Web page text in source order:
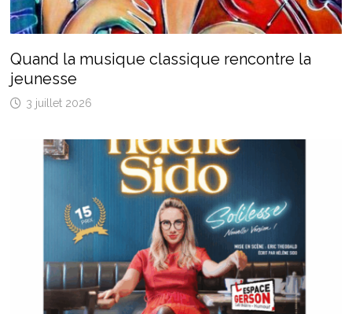
Quand la musique classique rencontre la
jeunesse
3 juillet 2026